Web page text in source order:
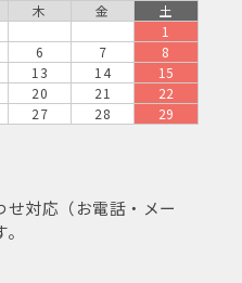
木 金
土
1
6 7
8
13 14
15
20 21
22
27 28
29
対応（お電話・メー